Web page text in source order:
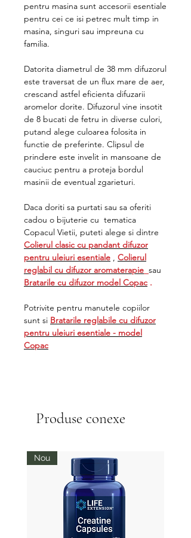
pentru masina sunt accesorii esentiale
pentru cei ce isi petrec mult timp in
masina, singuri sau impreuna cu
familia.
Datorita diametrul de 38 mm difuzorul
este traversat de un flux mare de aer,
crescand astfel eficienta difuzarii
aromelor dorite. Difuzorul vine insotit
de 8 bucati de fetru in diverse culori,
putand alege culoarea folosita in
functie de preferinte. Clipsul de
prindere este invelit in mansoane de
cauciuc pentru a proteja bordul
masinii de eventual zgarieturi.
Daca doriti sa purtati sau sa oferiti
cadou o bijuterie cu tematica
Copacul Vietii, puteti alege si dintre
Colierul clasic cu pandant difuzor
pentru uleiuri esentiale , Colierul
reglabil cu difuzor aromaterapie sau
Bratarile cu difuzor model Copac .
Potrivite pentru manutele copiilor
sunt si Bratarile reglabile cu difuzor
pentru uleiuri esentiale - model
Copac
Produse conexe
Nou